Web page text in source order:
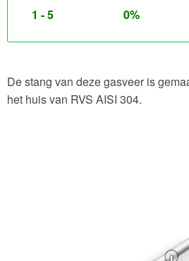
1 - 5 0%
De stang van deze gasveer is
het huis van RVS AISI 304.